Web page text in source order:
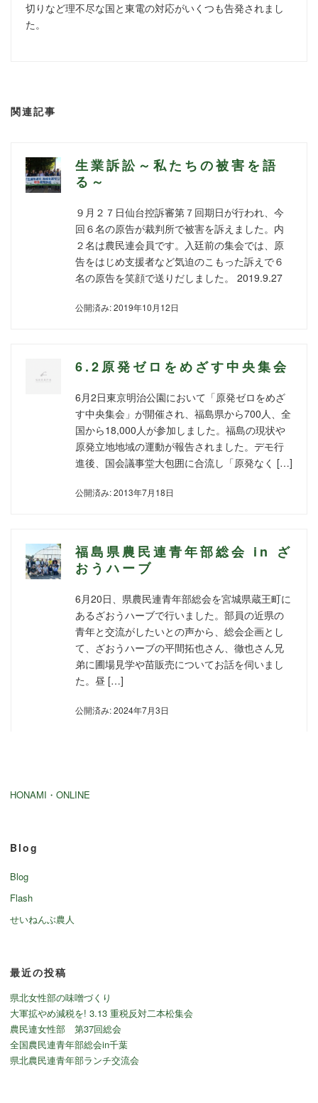
切りなど理不尽な国と東電の対応がいくつも告発されまし
た。
関連記事
生業訴訟～私たちの被害を語
る～
９月２７日仙台控訴審第７回期日が行われ、今
回６名の原告が裁判所で被害を訴えました。内
２名は農民連会員です。入廷前の集会では、原
告をはじめ支援者など気迫のこもった訴えで６
名の原告を笑顔で送りだしました。 2019.9.27
公開済み: 2019年10月12日
6.2原発ゼロをめざす中央集会
6月2日東京明治公園において「原発ゼロをめざ
す中央集会」が開催され、福島県から700人、全
国から18,000人が参加しました。福島の現状や
原発立地地域の運動が報告されました。デモ行
進後、国会議事堂大包囲に合流し「原発なく […]
公開済み: 2013年7月18日
福島県農民連青年部総会 in ざ
おうハーブ
6月20日、県農民連青年部総会を宮城県蔵王町に
あるざおうハーブで行いました。部員の近県の
青年と交流がしたいとの声から、総会企画とし
て、ざおうハーブの平間拓也さん、徹也さん兄
弟に圃場見学や苗販売についてお話を伺いまし
た。昼 […]
公開済み: 2024年7月3日
HONAMI・ONLINE
Blog
Blog
Flash
せいねんぶ農人
最近の投稿
県北女性部の味噌づくり
大軍拡やめ減税を! 3.13 重税反対二本松集会
農民連女性部 第37回総会
全国農民連青年部総会in千葉
県北農民連青年部ランチ交流会